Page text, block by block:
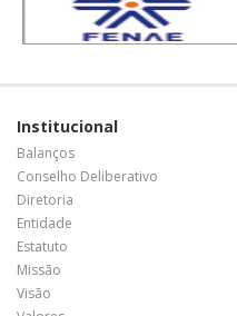
Institucional
Balanços
Conselho Deliberativo
Diretoria
Entidade
Estatuto
Missão
Visão